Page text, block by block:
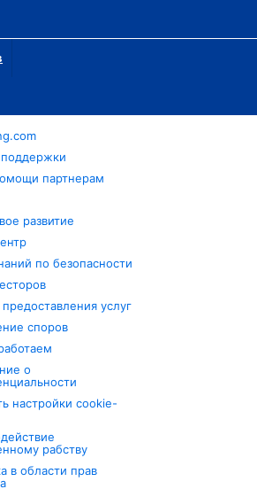
партнерам
развитие
по безопасности
услуг
споров
о
настройки cookie-
рабству
в области прав